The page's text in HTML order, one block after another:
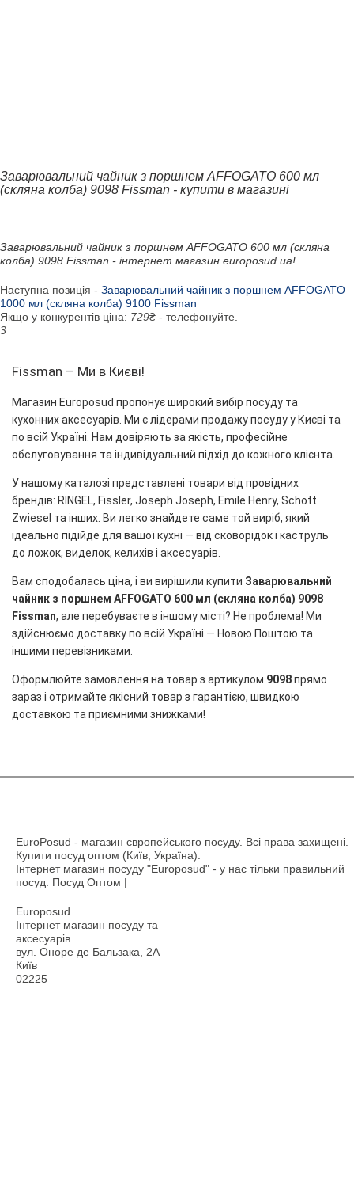
Заварювальний чайник з поршнем AFFOGATO 600 мл
(скляна колба) 9098 Fissman - купити в магазині
Заварювальний чайник з поршнем AFFOGATO 600 мл (скляна
колба) 9098 Fissman - інтернет магазин europosud.ua!
Наступна позиція - Заварювальний чайник з поршнем AFFOGATO
1000 мл (скляна колба) 9100 Fissman
Якщо у конкурентів ціна: 729₴ - телефонуйте.
3
Fissman – Ми в Києві!
Магазин Europosud пропонує широкий вибір посуду та
кухонних аксесуарів. Ми є лідерами продажу посуду у Києві та
по всій Україні. Нам довіряють за якість, професійне
обслуговування та індивідуальний підхід до кожного клієнта.
У нашому каталозі представлені товари від провідних
брендів: RINGEL, Fissler, Joseph Joseph, Emile Henry, Schott
Zwiesel та інших. Ви легко знайдете саме той виріб, який
ідеально підійде для вашої кухні — від сковорідок і каструль
до ложок, виделок, келихів і аксесуарів.
Вам сподобалась ціна, і ви вирішили купити Заварювальний
чайник з поршнем AFFOGATO 600 мл (скляна колба) 9098
Fissman, але перебуваєте в іншому місті? Не проблема! Ми
здійснюємо доставку по всій Україні — Новою Поштою та
іншими перевізниками.
Оформлюйте замовлення на товар з артикулом 9098прямо
зараз і отримайте якісний товар з гарантією, швидкою
доставкою та приємними знижками!
EuroPosud - магазин європейського посуду. Всі права захищені.
Купити посуд оптом (Київ, Україна).
Інтернет магазин посуду "Europosud" - у нас тільки правильний
посуд. Посуд Оптом |
Europosud
Інтернет магазин посуду та
аксесуарів
вул. Оноре де Бальзака, 2А
Київ
02225